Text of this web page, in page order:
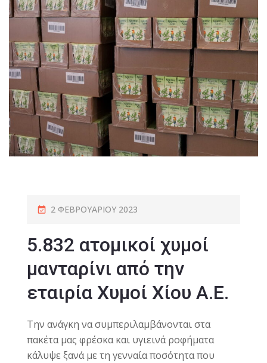
2 ΦΕΒΡΟΥΑΡΊΟΥ 2023
5.832 ατομικοί χυμοί
μανταρίνι από την
εταιρία Χυμοί Χίου Α.Ε.
Την ανάγκη να συμπεριλαμβάνονται στα
πακέτα μας φρέσκα και υγιεινά ροφήματα
κάλυψε ξανά με τη γενναία ποσότητα που